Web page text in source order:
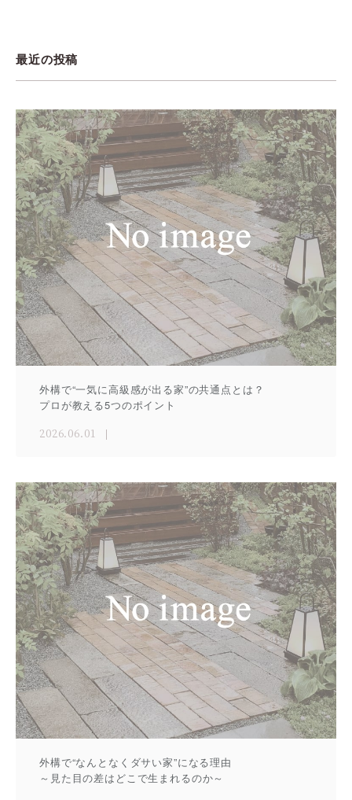
最近の投稿
外構で“一気に高級感が出る家”の共通点とは？
プロが教える5つのポイント
2026.06.01
外構で“なんとなくダサい家”になる理由
～見た目の差はどこで生まれるのか～